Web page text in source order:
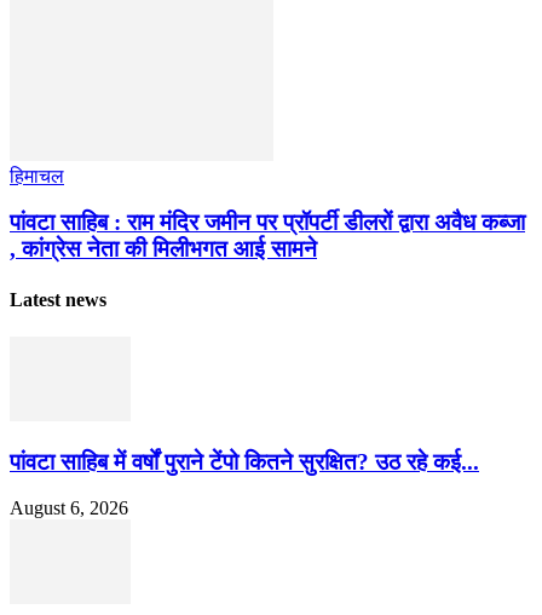
हिमाचल
पांवटा साहिब : राम मंदिर जमीन पर प्रॉपर्टी डीलरों द्वारा अवैध कब्जा
, कांग्रेस नेता की मिलीभगत आई सामने
Latest news
पांवटा साहिब में वर्षों पुराने टेंपो कितने सुरक्षित? उठ रहे कई...
August 6, 2026